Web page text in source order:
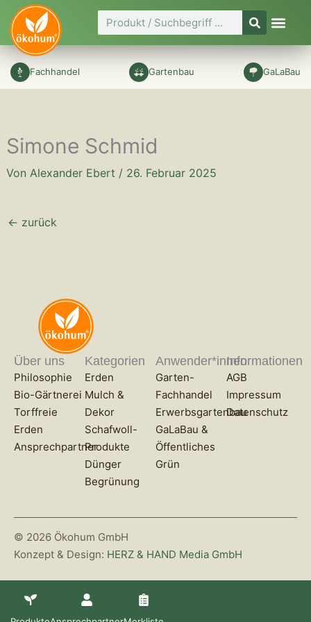
Zum
Inhalt
springen
Suche
Fachhandel Gartenbau GaLaBau
Simone Schmid
Von Alexander Ebert / 26. Februar 2025
← zurück
Über uns
Philosophie
Bio-Gärtnerei
Torffreie
Erden
Ansprechpartner
Kategorien
Erden
Mulch &
Dekor
Schafwoll-
Produkte
Dünger
Begrünung
Anwender*innen
Garten-
Fachhandel
Erwerbsgartenbau
GaLaBau &
Öffentliches
Grün
Informationen
AGB
Impressum
Datenschutz
© 2026 Ökohum GmbH
Konzept & Design: HERZ & HAND Media GmbH